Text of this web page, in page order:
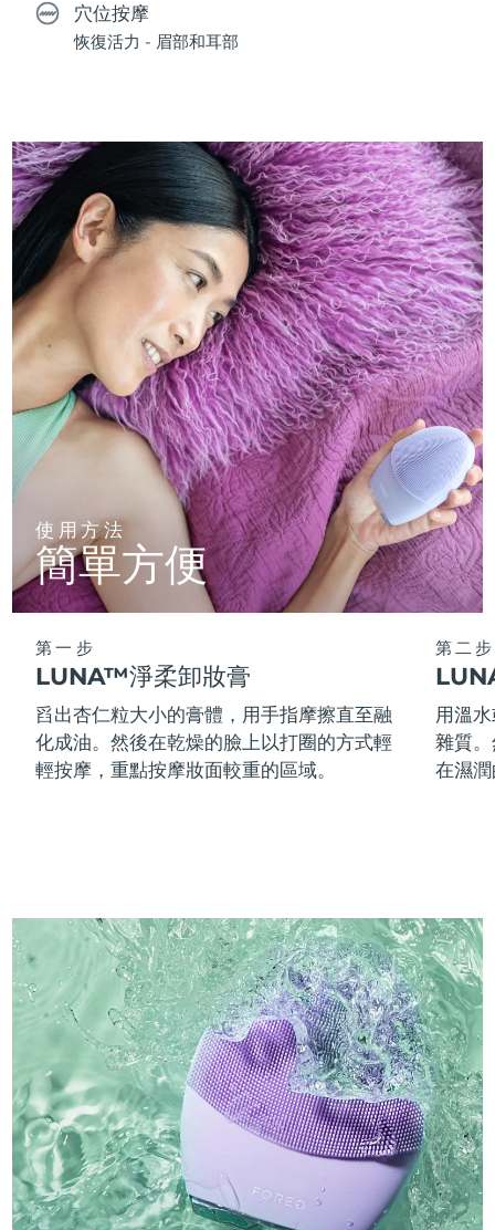
穴位按摩
恢復活力 - 眉部和耳部
使用方法
簡單方便
第一步
LUNA™淨柔卸妝膏
舀出杏仁粒大小的膏體，用手指摩擦直至融
化成油。然後在乾燥的臉上以打圈的方式輕
輕按摩，重點按摩妝面較重的區域。
第二步
用溫
雜質
在濕